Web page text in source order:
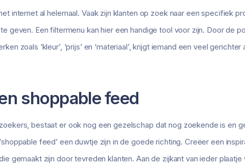
internet al helemaal. Vaak zijn klanten op zoek naar een specifiek
geven. Een filtermenu kan hier een handige tool voor zijn. Door de
zoals ‘kleur’, ‘prijs’ en ‘materiaal’, krijgt iemand een veel
shoppable feed
bestaat er ook nog een gezelschap dat nog zoekende is en
feed’ een duwtje zijn in de goede richting. Creëer een
gemaakt zijn door tevreden klanten. Aan de zijkant van ieder plaatje